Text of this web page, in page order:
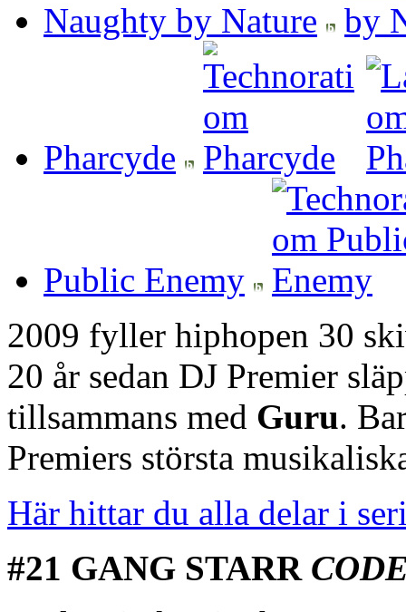
Naughty by Nature
Pharcyde
Public Enemy
2009 fyller hiphopen 30
20 år sedan DJ Premier
tillsammans med Guru.
Premiers största
Här hittar du alla delar i
#21 GANG STARR